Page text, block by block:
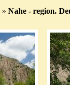
» Nahe - region.